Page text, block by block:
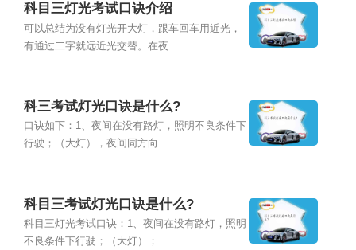
科目三灯光考试口诀介绍
可以总结为没有灯光开大灯，跟车回车用近光，
有通过二字就远近光交替。在夜...
科三考试灯光口诀是什么?
口诀如下：1、夜间在没有路灯，照明不良条件下
行驶；（大灯），夜间同方向...
科目三考试灯光口诀是什么?
科目三灯光考试口诀：1、夜间在没有路灯，照明
不良条件下行驶；（大灯）；...